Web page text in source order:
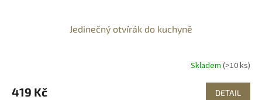
Jedinečný otvírák do kuchyně
Skladem (>10 ks)
419 Kč DETAIL